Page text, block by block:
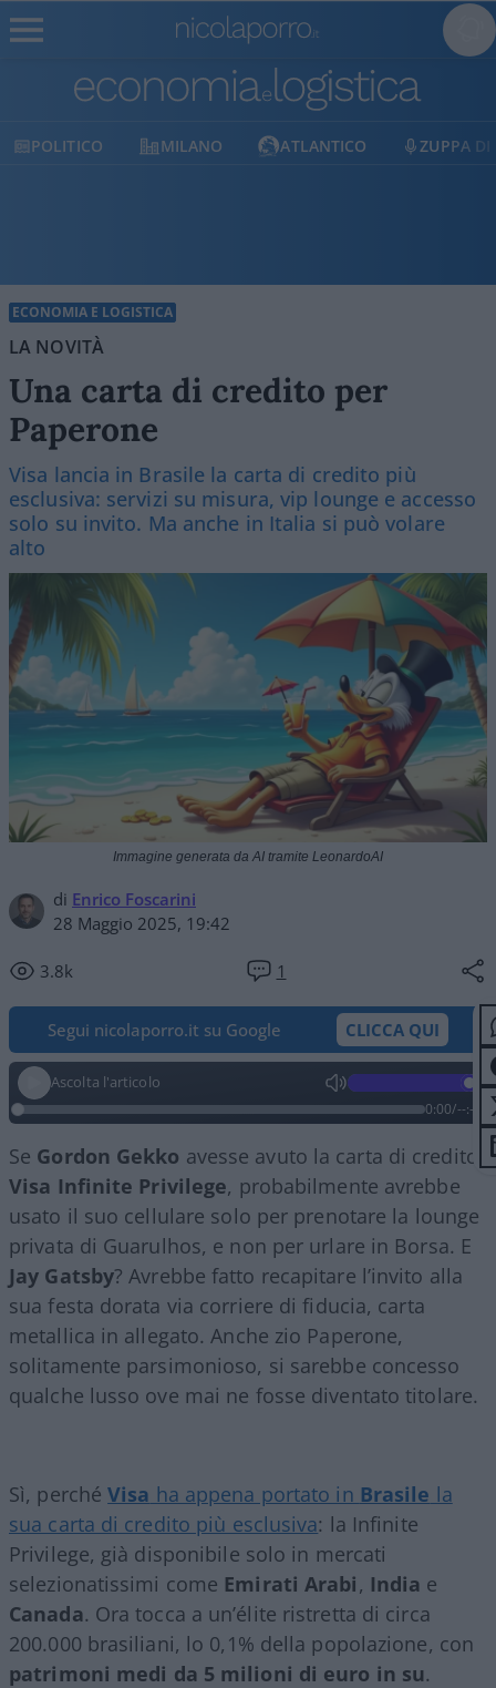
MILANO ATLANTICO ZUPPA DI
ECONOMIA E LOGISTICA
LA NOVITÀ
Una carta di credito per
Paperone
Visa lancia in Brasile la carta di credito più
esclusiva: servizi su misura, vip lounge e accesso
solo su invito. Ma anche in Italia si può volare
alto
di Enrico Foscarini
28 Maggio 2025, 19:42
3.8k 1
Immagine generata da AI tramite LeonardoAI
Segui nicolaporro.it su Google CLICCA QUI
Ascolta l'articolo
0:00/--:--
Se Gordon Gekko avesse avuto la carta di credito
Visa Infinite Privilege, probabilmente avrebbe
usato il suo cellulare solo per prenotare la lounge
privata di Guarulhos, e non per urlare in Borsa. E
Jay Gatsby? Avrebbe fatto recapitare l’invito alla
sua festa dorata via corriere di fiducia, carta
metallica in allegato. Anche zio Paperone,
solitamente parsimonioso, si sarebbe concesso
qualche lusso ove mai ne fosse diventato titolare.
Sì, perchéVisa ha appena portato in Brasile la
sua carta di credito più esclusiva: la Infinite
Privilege, già disponibile solo in mercati
selezionatissimi come Emirati Arabi, India e
Canada. Ora tocca a un’élite ristretta di circa
200.000 brasiliani, lo 0,1% della popolazione, con
patrimoni medi da 5 milioni di euro in su.